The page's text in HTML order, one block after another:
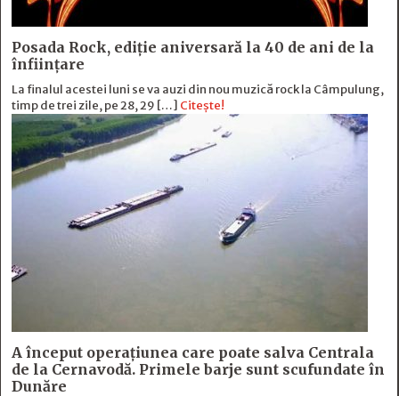
Posada Rock, ediţie aniversară la 40 de ani de la
înfiinţare
La finalul acestei luni se va auzi din nou muzică rock la Câmpulung,
timp de trei zile, pe 28, 29 […] Citește!
A început operațiunea care poate salva Centrala
de la Cernavodă. Primele barje sunt scufundate în
Dunăre